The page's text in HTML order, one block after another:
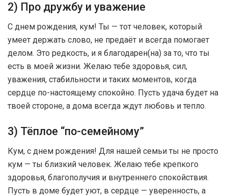
2) Про дружбу и уважение
С днем рождения, кум! Ты — тот человек, который
умеет держать слово, не предаёт и всегда помогает
делом. Это редкость, и я благодарен(на) за то, что ты
есть в моей жизни. Желаю тебе здоровья, сил,
уважения, стабильности и таких моментов, когда
сердце по-настоящему спокойно. Пусть удача будет на
твоей стороне, а дома всегда ждут любовь и тепло.
3) Тёплое “по-семейному”
Кум, с днем рождения! Для нашей семьи ты не просто
кум — ты близкий человек. Желаю тебе крепкого
здоровья, благополучия и внутреннего спокойствия.
Пусть в доме будет уют, в сердце — уверенность, а